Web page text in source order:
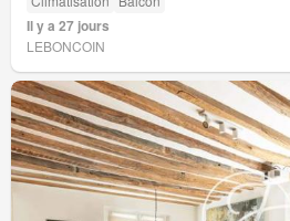
Il y a 27 jours
LEBONCOIN